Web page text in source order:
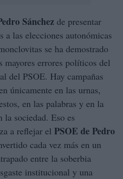
Sánchez de presentar
a las elecciones autonómicas
se ha demostrado
mayores errores políticos del
del PSOE. Hay campañas
únicamente en las urnas,
en las palabras y en la
la sociedad. Eso es
a reflejar el PSOE de Pedro
cada vez más en un
entre la soberbia
institucional y una